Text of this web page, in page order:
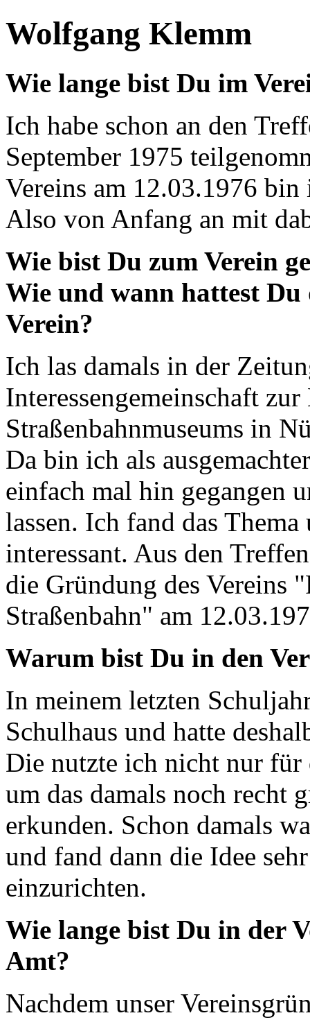
Wolfgang Klemm
Wie lange bist Du im
Ich habe schon an den
September 1975
Vereins am 12.03.1976
Also von Anfang an mit
Wie bist Du zum Verein
Wie und wann hattest
Verein?
Ich las damals in der
Interessengemeinschaft
Straßenbahnmuseums in
Da bin ich als
einfach mal hin gegangen
lassen. Ich fand das
interessant. Aus den
die Gründung des Vereins
Straßenbahn" am
Warum bist Du in den
In meinem letzten
Schulhaus und hatte
Die nutzte ich nicht nur für
um das damals noch recht
erkunden. Schon damals
und fand dann die Idee
einzurichten.
Wie lange bist Du in der
Amt?
Nachdem unser